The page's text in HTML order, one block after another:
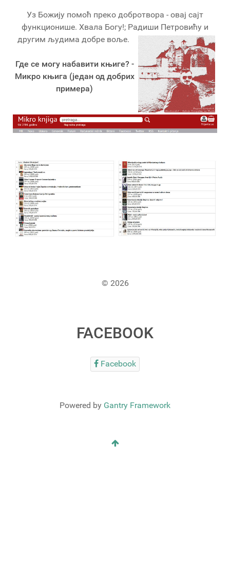
Уз Божију помоћ преко добротвора - овај сајт
функционише. Хвала Богу!; Радиши Петровићу и
другим људима добре воље.
Где се могу набавити књиге? -
Микро књига (један од добрих
примера)
© 2026
FACEBOOK
Facebook
Powered by Gantry Framework